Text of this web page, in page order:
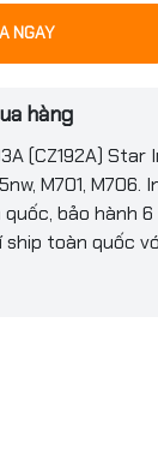
NGAY
hàng
(CZ192A)
M701, M706.
quốc, bảo hành
ship toàn quốc